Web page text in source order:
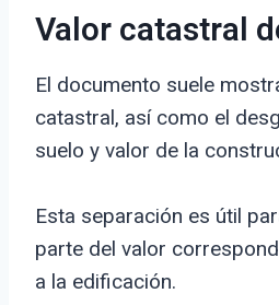
Valor catastral
El documento suele
catastral, así como el
suelo y valor de la
Esta separación es útil
parte del valor
a la edificación.